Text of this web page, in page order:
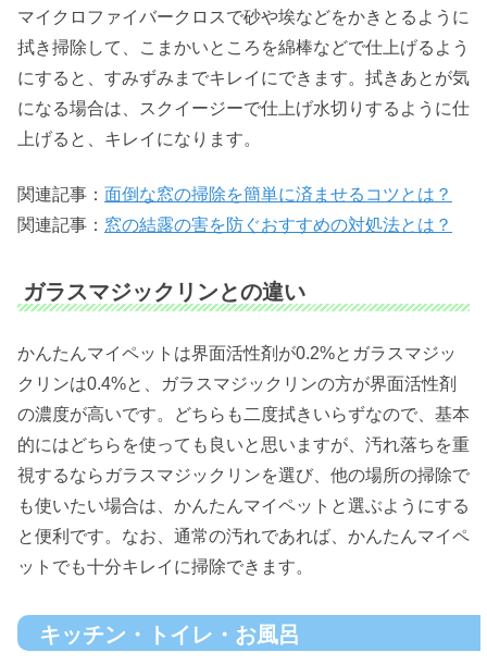
マイクロファイバークロスで砂や埃などをかきとるように
拭き掃除して、こまかいところを綿棒などで仕上げるよう
にすると、すみずみまでキレイにできます。拭きあとが気
になる場合は、スクイージーで仕上げ水切りするように仕
上げると、キレイになります。
関連記事： 面倒な窓の掃除を簡単に済ませるコツとは？
関連記事： 窓の結露の害を防ぐおすすめの対処法とは？
ガラスマジックリンとの違い
かんたんマイペットは界面活性剤が0.2%とガラスマジッ
クリンは0.4%と、ガラスマジックリンの方が界面活性剤
の濃度が高いです。どちらも二度拭きいらずなので、基本
的にはどちらを使っても良いと思いますが、汚れ落ちを重
視するならガラスマジックリンを選び、他の場所の掃除で
も使いたい場合は、かんたんマイペットと選ぶようにする
と便利です。なお、通常の汚れであれば、かんたんマイペ
ットでも十分キレイに掃除できます。
キッチン・トイレ・お風呂